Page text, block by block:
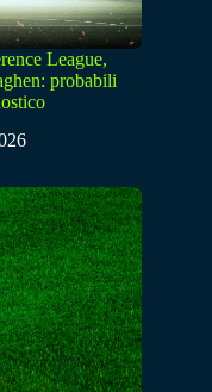
League,
probabili